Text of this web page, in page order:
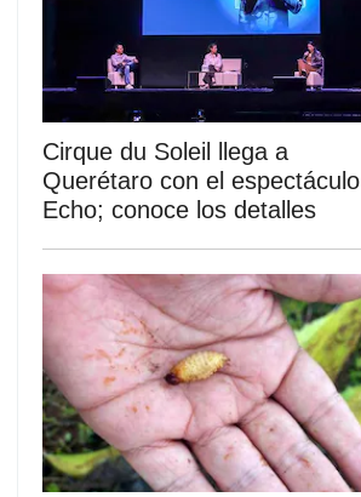
Cirque du Soleil llega a
Querétaro con el espectáculo
Echo; conoce los detalles